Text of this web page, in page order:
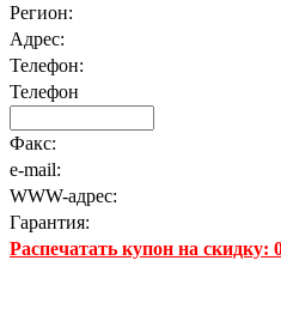
Регион:
Адрес:
Телефон:
Телефон
Факс:
e-mail:
WWW-адрес:
Гарантия:
Распечатать купон на скидку: